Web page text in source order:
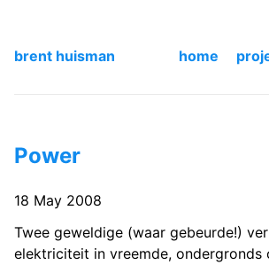
brent huisman home
Power
18 May 2008
Twee geweldige (waar gebeurde!)
elektriciteit in vreemde, ondergronds